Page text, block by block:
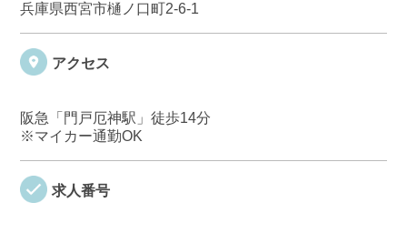
兵庫県西宮市樋ノ口町2-6-1
アクセス
阪急「門戸厄神駅」徒歩14分
※マイカー通勤OK
求人番号